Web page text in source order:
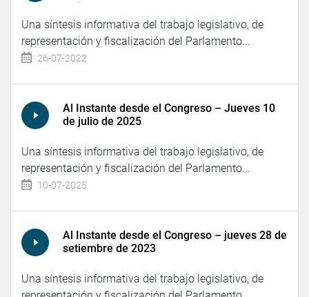
Una síntesis informativa del trabajo legislativo, de
representación y fiscalización del Parlamento...
26-07-2022
Al Instante desde el Congreso – Jueves 10
de julio de 2025
Una síntesis informativa del trabajo legislativo, de
representación y fiscalización del Parlamento...
10-07-2025
Al Instante desde el Congreso – jueves 28 de
setiembre de 2023
Una síntesis informativa del trabajo legislativo, de